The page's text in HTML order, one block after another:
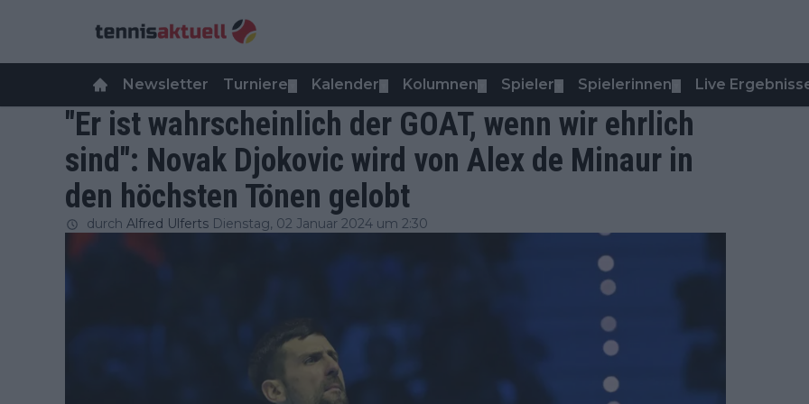
Newsletter Turniere Kalender Kolumnen Spieler Spielerinnen Live
"Er ist wahrscheinlich der GOAT, wenn wir ehrlich
sind": Novak Djokovic wird von Alex de Minaur in
den höchsten Tönen gelobt
durch Alfred Ulferts Dienstag, 02 Januar 2024 um 2:30